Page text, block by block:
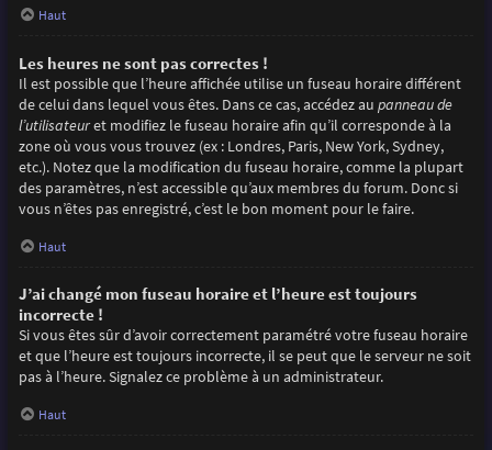
Haut
Les heures ne sont pas correctes !
Il est possible que l’heure affichée utilise un fuseau horaire différent
de celui dans lequel vous êtes. Dans ce cas, accédez au panneau de
l’utilisateuret modifiez le fuseau horaire afin qu’il corresponde à la
zone où vous vous trouvez (ex : Londres, Paris, New York, Sydney,
etc.). Notez que la modification du fuseau horaire, comme la plupart
des paramètres, n’est accessible qu’aux membres du forum. Donc si
vous n’êtes pas enregistré, c’est le bon moment pour le faire.
Haut
J’ai changé mon fuseau horaire et l’heure est toujours
incorrecte !
Si vous êtes sûr d’avoir correctement paramétré votre fuseau horaire
et que l’heure est toujours incorrecte, il se peut que le serveur ne soit
pas à l’heure. Signalez ce problème à un administrateur.
Haut